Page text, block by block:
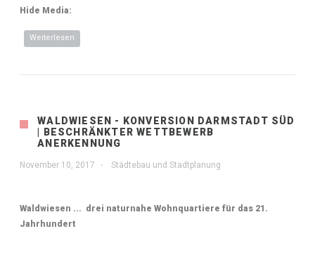
Hide Media:
Weiterlesen
WALDWIESEN - KONVERSION DARMSTADT SÜD
| BESCHRÄNKTER WETTBEWERB
ANERKENNUNG
November 10, 2017 Städtebau und Stadtplanung
Waldwiesen ... drei naturnahe Wohnquartiere für das 21.
Jahrhundert